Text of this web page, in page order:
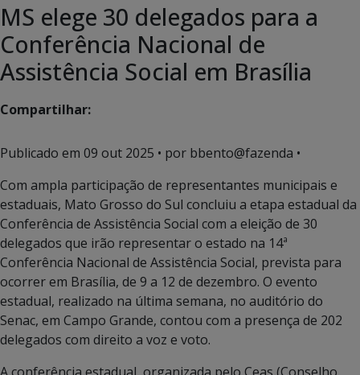
MS elege 30 delegados para a
Conferência Nacional de
Assistência Social em Brasília
Compartilhar:
Publicado em 09 out 2025 • por bbento@fazenda •
Com ampla participação de representantes municipais e
estaduais, Mato Grosso do Sul concluiu a etapa estadual da
Conferência de Assistência Social com a eleição de 30
delegados que irão representar o estado na 14ª
Conferência Nacional de Assistência Social, prevista para
ocorrer em Brasília, de 9 a 12 de dezembro. O evento
estadual, realizado na última semana, no auditório do
Senac, em Campo Grande, contou com a presença de 202
delegados com direito a voz e voto.